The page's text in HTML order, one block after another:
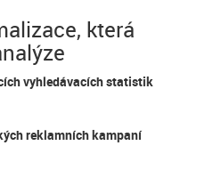
která
vyhledávacích statistik
reklamních kampaní